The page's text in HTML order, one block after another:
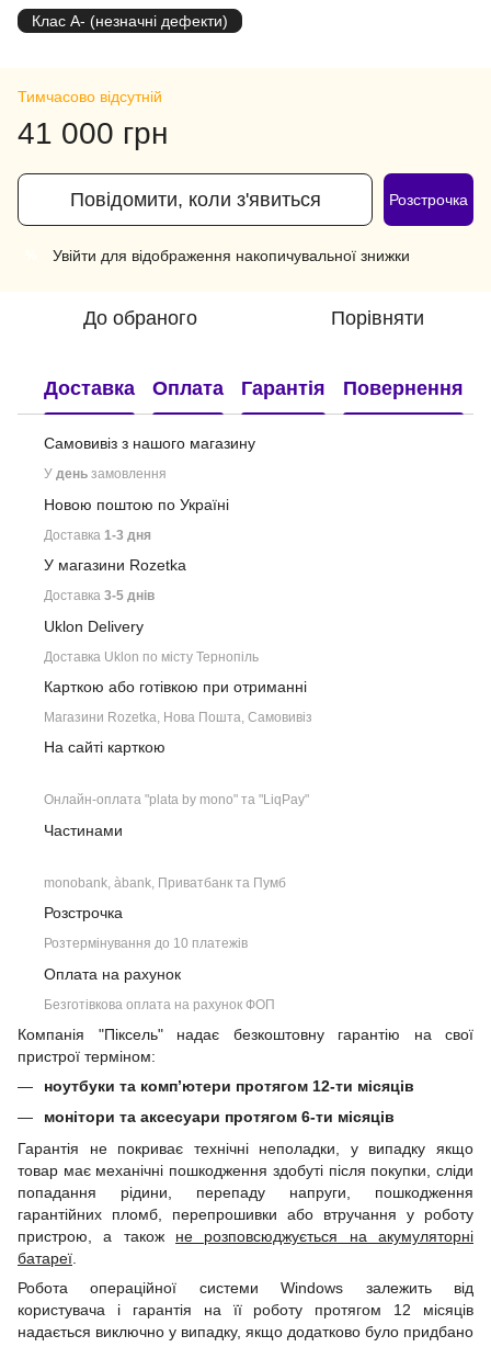
Клас A- (незначні дефекти)
Тимчасово відсутній
41 000 грн
Повідомити, коли з'явиться Розстрочка
Увійти для відображення накопичувальної знижки
До обраного Порівняти
Доставка Оплата Гарантія Повернення
Самовивіз з нашого магазину
У день замовлення
Новою поштою по Україні
Доставка 1-3 дня
У магазини Rozetka
Доставка 3-5 днів
Uklon Delivery
Доставка Uklon по місту Тернопіль
Карткою або готівкою при отриманні
Магазини Rozetka, Нова Пошта, Самовивіз
На сайті карткою
Онлайн-оплата "plata by mono" та "LiqPay"
Частинами
monobank, àbank, Приватбанк та Пумб
Розстрочка
Розтермінування до 10 платежів
Оплата на рахунок
Безготівкова оплата на рахунок ФОП
Компанія "Піксель" надає безкоштовну гарантію на свої
пристрої терміном:
ноутбуки та комп’ютери протягом 12-ти місяців
монітори та аксесуари протягом 6-ти місяців
Гарантія не покриває технічні неполадки, у випадку якщо
товар має механічні пошкодження здобуті після покупки, сліди
попадання рідини, перепаду напруги, пошкодження
гарантійних пломб, перепрошивки або втручання у роботу
пристрою, а також не розповсюджується на акумуляторні
батареї
Робота операційної системи Windows залежить від
користувача і гарантія на її роботу протягом 12 місяців
надається виключно у випадку, якщо додатково було придбано